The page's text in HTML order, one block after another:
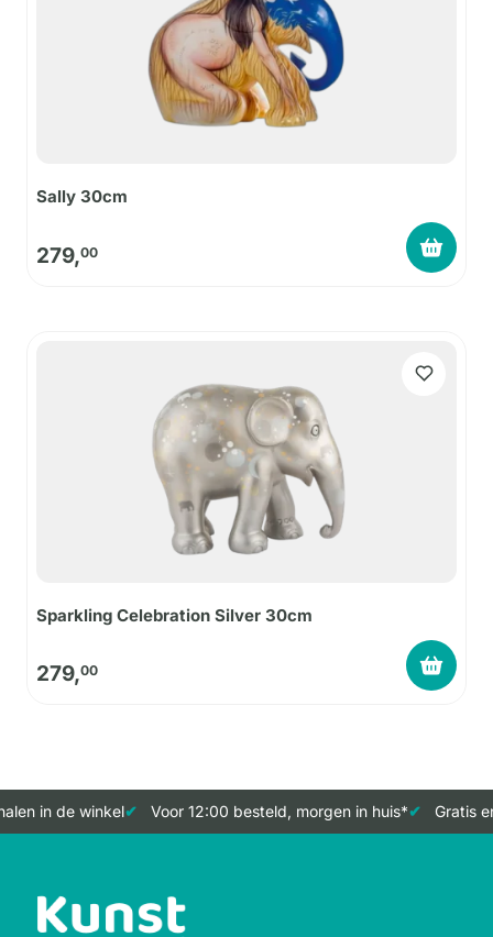
Sally 30cm
279,00
Sparkling Celebration Silver 30cm
279,00
in de winkel Voor 12:00 besteld, morgen in huis* Gratis